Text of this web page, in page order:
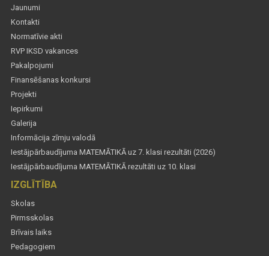
Jaunumi
Kontakti
Normatīvie akti
RVP IKSD vakances
Pakalpojumi
Finansēšanas konkursi
Projekti
Iepirkumi
Galerija
Informācija zīmju valodā
Iestājpārbaudījuma MATEMĀTIKĀ uz 7. klasi rezultāti (2026)
Iestājpārbaudījuma MATEMĀTIKĀ rezultāti uz 10. klasi
IZGLĪTĪBA
Skolas
Pirmsskolas
Brīvais laiks
Pedagogiem